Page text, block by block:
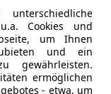
Cookies und
um Ihnen
und ein
gewährleisten.
ermöglichen
- etwa, um